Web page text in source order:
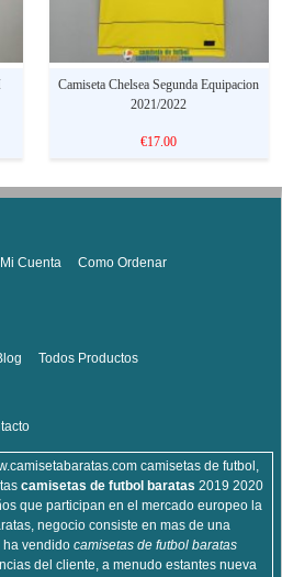
Camiseta Chelsea Segunda Equipacion
2021/2022
€17.00
Mi Cuenta
Como Ordenar
Todos Productos
camisetas de futbol,
camisetas de futbol baratas 2019 2020
que participan en el mercado europeo la
negocio consiste en mas de una
ha vendido camisetas de futbol baratas
del cliente, a menudo estantes nueva